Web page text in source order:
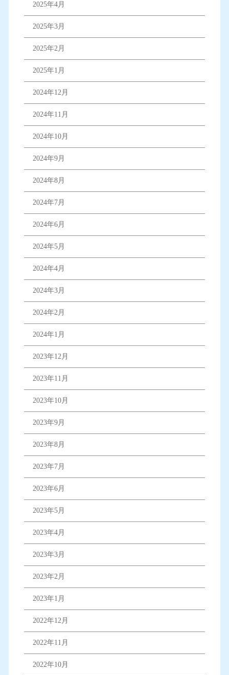
2025年4月
2025年3月
2025年2月
2025年1月
2024年12月
2024年11月
2024年10月
2024年9月
2024年8月
2024年7月
2024年6月
2024年5月
2024年4月
2024年3月
2024年2月
2024年1月
2023年12月
2023年11月
2023年10月
2023年9月
2023年8月
2023年7月
2023年6月
2023年5月
2023年4月
2023年3月
2023年2月
2023年1月
2022年12月
2022年11月
2022年10月